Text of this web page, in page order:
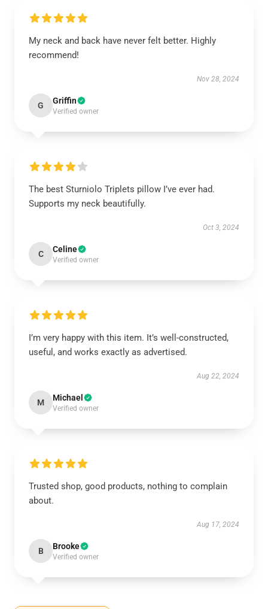
My neck and back have never felt better. Highly
recommend!
Nov 28, 2024
G Griffin
Verified owner
The best Sturniolo Triplets pillow I’ve ever had.
Supports my neck beautifully.
Oct 3, 2024
C Celine
Verified owner
I’m very happy with this item. It’s well-constructed,
useful, and works exactly as advertised.
Aug 22, 2024
M Michael
Verified owner
Trusted shop, good products, nothing to complain
about.
Aug 17, 2024
B Brooke
Verified owner